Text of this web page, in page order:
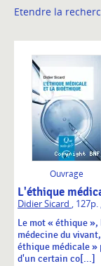
Etendre la
Ouvrage
L'éthique
Didier Sicard , 127p.
Le mot « éthique
médecine du
éthique médicale »
d'un certain co[...]